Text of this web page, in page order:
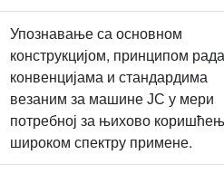
Упознавање са основном
конструкцијом, принципом
конвенцијама и стандардима
везаним за машине ЈС у мери
потребној за њихово
широком спектру примене.